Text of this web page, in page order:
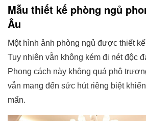
Mẫu thiết kế phòng ngủ
Âu
Một hình ảnh phòng ngủ được thiết
Tuy nhiên vẫn không kém đi nét độc
Phong cách này không quá phô
vẫn mang đến sức hút riêng biệt
mẩn.